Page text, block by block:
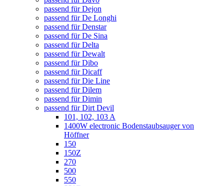
passend für Dejon
passend für De Longhi
passend für Denstar
passend für De Sina
passend für Delta
passend für Dewalt
passend für Dibo
passend für Dicaff
passend für Die Line
passend für Dilem
passend für Dimin
passend für Dirt Devil
101, 102, 103 A
1400W electronic Bodenstaubsauger von
Höffner
150
150Z
270
500
550